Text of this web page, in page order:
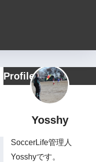
Profile
Yosshy
SoccerLife管理人
Yosshyです。